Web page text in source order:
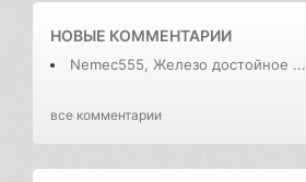
НОВЫЕ КОММЕНТАРИИ
Nemec555, Железо достойное ...
все комментарии